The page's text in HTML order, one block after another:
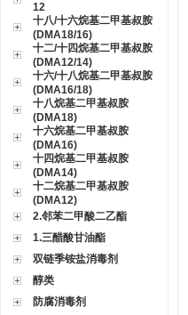
12
十八/十六烷基二甲基叔胺
(DMA18/16)
十二/十四烷基二甲基叔胺
(DMA12/14)
十六/十八烷基二甲基叔胺
(DMA16/18)
十八烷基二甲基叔胺
(DMA18)
十六烷基二甲基叔胺
(DMA16)
十四烷基二甲基叔胺
(DMA14)
十二烷基二甲基叔胺
(DMA12)
2.邻苯二甲酸二乙酯
1.三醋酸甘油酯
双链季铵盐消毒剂
醇类
防腐消毒剂